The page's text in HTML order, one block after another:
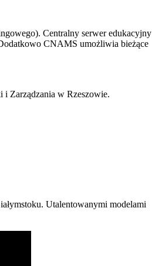
Centralny serwer edukacyjny
CNAMS umożliwia bieżące
i Zarządzania w Rzeszowie.
Utalentowanymi modelami